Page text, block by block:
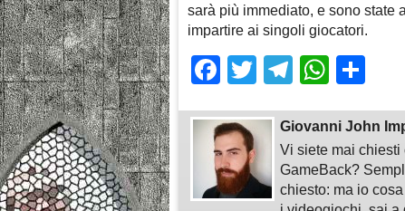
sarà più immediato, e sono state
impartire ai singoli giocatori.
Facebook
TwitterTelegram
Giovanni John
Vi siete mai
GameBack?
chiesto: ma io